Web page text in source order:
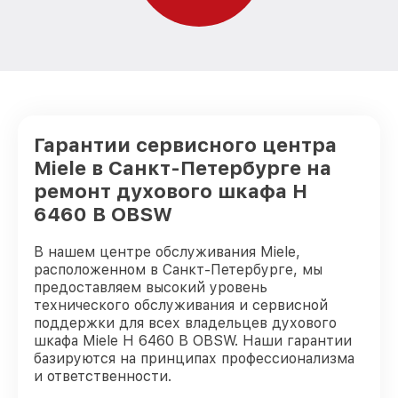
Гарантии сервисного центра
Miele в Санкт-Петербурге на
ремонт духового шкафа H
6460 B OBSW
В нашем центре обслуживания Miele,
расположенном в Санкт-Петербурге, мы
предоставляем высокий уровень
технического обслуживания и сервисной
поддержки для всех владельцев духового
шкафа Miele H 6460 B OBSW. Наши гарантии
базируются на принципах профессионализма
и ответственности.